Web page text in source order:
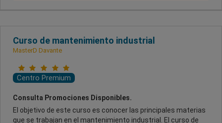
Curso de mantenimiento industrial
MasterD Davante
Centro Premium
Consulta Promociones Disponibles.
El objetivo de este curso es conocer las principales materias
que se trabajan en el mantenimiento industrial. El curso de